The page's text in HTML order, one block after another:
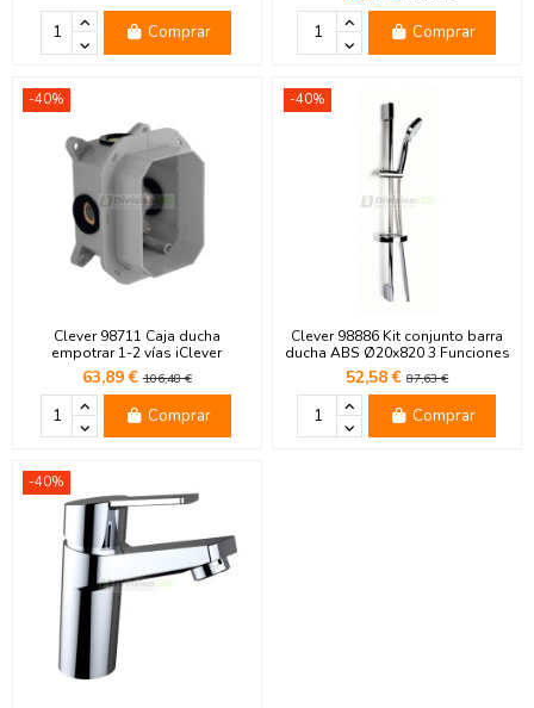
Comprar Comprar
-40%
Clever 98711 Caja ducha
empotrar 1-2 vías iClever
63,89 €106,48 €
Comprar
-40%
Clever 98886 Kit conjunto barra
ducha ABS Ø20x820 3 Funciones
52,58 €87,63 €
Comprar
-40%